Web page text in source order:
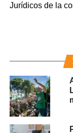
Jurídicos de la